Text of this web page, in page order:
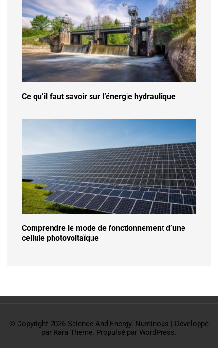
Ce qu’il faut savoir sur l’énergie hydraulique
Comprendre le mode de fonctionnement d’une
cellule photovoltaïque
© Copyright 2026 Science And Energy. Numinous | Développé
par Rara Theme. Propulsé par WordPress.